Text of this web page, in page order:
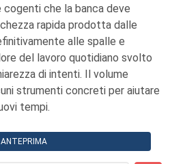
che la banca deve
rapida prodotta dalle
alle spalle e
del lavoro quotidiano svolto
di intenti. Il volume
strumenti concreti per aiutare
tempi.
ANTEPRIMA